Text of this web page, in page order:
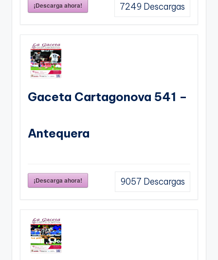
¡Descarga ahora! 7249 Descargas
Gaceta Cartagonova 541 –
Antequera
¡Descarga ahora! 9057 Descargas